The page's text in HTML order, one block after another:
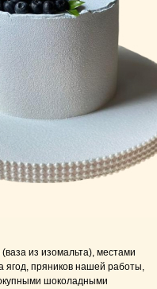
из изомальта), местами
ягод, пряников нашей работы,
шоколадными